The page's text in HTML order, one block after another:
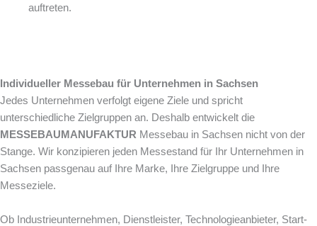
auftreten.
Individueller Messebau für Unternehmen in Sachsen
Jedes Unternehmen verfolgt eigene Ziele und spricht
unterschiedliche Zielgruppen an. Deshalb entwickelt die
MESSEBAUMANUFAKTUR Messebau in Sachsen nicht von der
Stange. Wir konzipieren jeden Messestand für Ihr Unternehmen in
Sachsen passgenau auf Ihre Marke, Ihre Zielgruppe und Ihre
Messeziele.
Ob Industrieunternehmen, Dienstleister, Technologieanbieter, Start-